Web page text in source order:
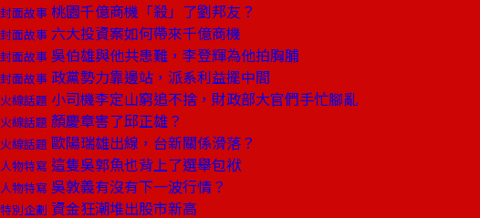
封面故事 桃園千億商機「殺」了劉邦友？
封面故事 六大投資案如何帶來千億商機
封面故事 吳伯雄與他共患難，李登輝為他拍胸脯
封面故事 政黨勢力靠邊站，派系利益擺中間
火線話題 小司機李定山窮追不捨，財政部大官們手忙腳亂
火線話題 顏慶章害了邱正雄？
火線話題 歐陽瑞雄出線，台新關係滑落？
人物特寫 這隻吳郭魚也背上了選舉包袱
人物特寫 吳敦義有沒有下一波行情？
特別企劃 資金狂潮堆出股市新高